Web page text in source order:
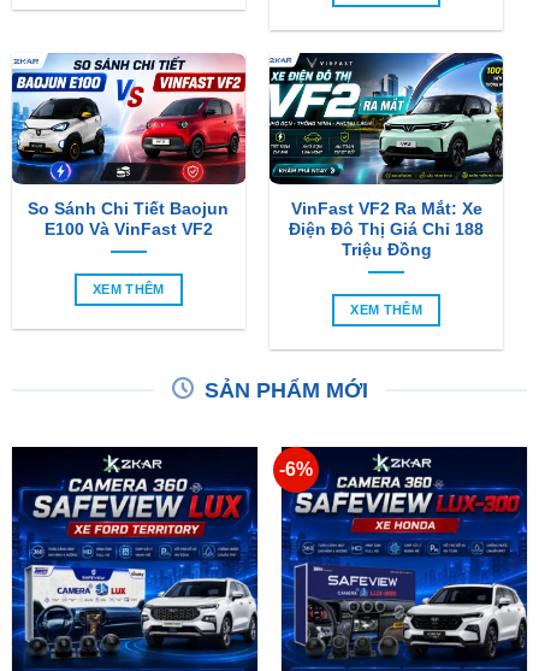
So Sánh Chi Tiết Baojun
E100 Và VinFast VF2
XEM THÊM
VinFast VF2 Ra Mắt: Xe
Điện Đô Thị Giá Chỉ 188
Triệu Đồng
XEM THÊM
SẢN PHẨM MỚI
-6%